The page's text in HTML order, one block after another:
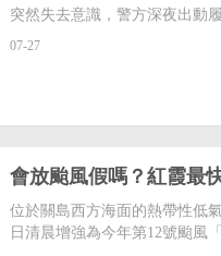
突然失去意識，警方深夜出動
07-27
會放颱風假嗎？紅霞最
位於關島西方海面的熱帶性低
日清晨增強為今年第12號颱風